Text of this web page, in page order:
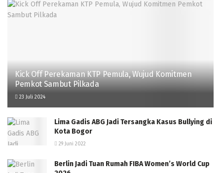
Kick Off Perekaman KTP Pemula, Wujud Komitmen
Pemkot Sambut Pilkada
23 Juli 2024
Lima Gadis ABG Jadi Tersangka Kasus Bullying di
Kota Bogor
29 Juni 2022
Berlin Jadi Tuan Rumah FIBA Women’s World Cup